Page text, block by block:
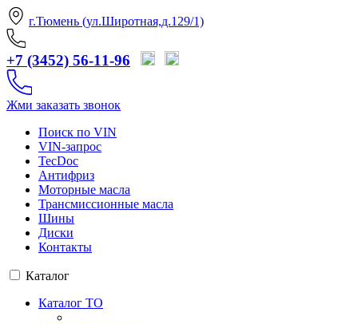
г.Тюмень (ул.Широтная,д.129/1)
+7 (3452) 56-11-96
Жми заказать звонок
Поиск по VIN
VIN-запрос
TecDoc
Антифриз
Моторные масла
Трансмиссионные масла
Шины
Диски
Контакты
Каталог
Каталог ТО